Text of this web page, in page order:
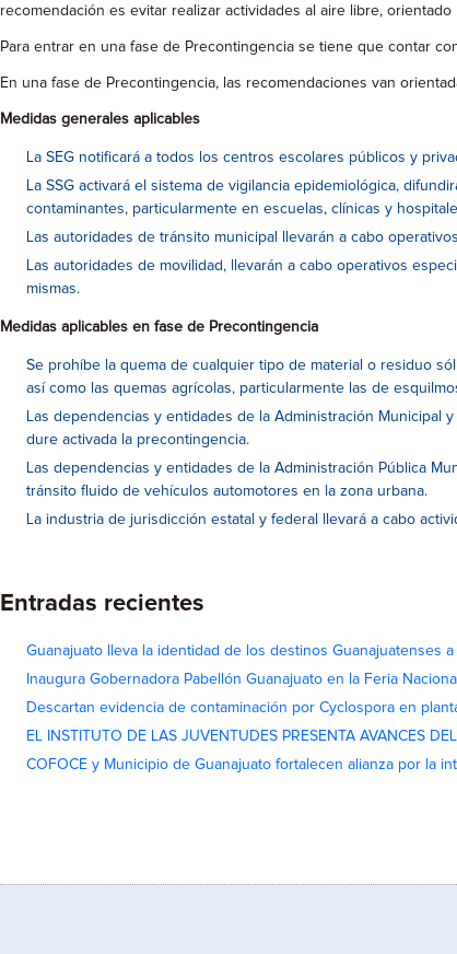
recomendación es evitar realizar actividades al aire libre,
Para entrar en una fase de Precontingencia se tiene que contar
En una fase de Precontingencia, las recomendaciones van
Medidas generales aplicables
La SEG notificará a todos los centros escolares públicos y
La SSG activará el sistema de vigilancia epidemiológica,
contaminantes, particularmente en escuelas, clínicas y
Las autoridades de tránsito municipal llevarán a cabo
Las autoridades de movilidad, llevarán a cabo operativos
mismas.
Medidas aplicables en fase de Precontingencia
Se prohíbe la quema de cualquier tipo de material o residuo
así como las quemas agrícolas, particularmente las de
Las dependencias y entidades de la Administración Municipal
dure activada la precontingencia.
Las dependencias y entidades de la Administración Pública
tránsito fluido de vehículos automotores en la zona urbana.
La industria de jurisdicción estatal y federal llevará a cabo
Entradas recientes
Guanajuato lleva la identidad de los destinos Guanajuatenses
Inaugura Gobernadora Pabellón Guanajuato en la Feria
Descartan evidencia de contaminación por Cyclospora en
EL INSTITUTO DE LAS JUVENTUDES PRESENTA AVANCES
COFOCE y Municipio de Guanajuato fortalecen alianza por la